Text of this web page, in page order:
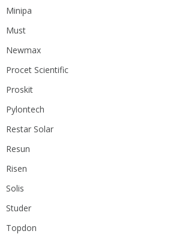
Minipa
Must
Newmax
Procet Scientific
Proskit
Pylontech
Restar Solar
Resun
Risen
Solis
Studer
Topdon